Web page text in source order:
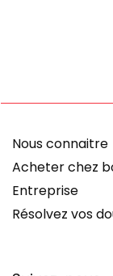
Nous connaitre
Acheter chez
Entreprise
Résolvez vos